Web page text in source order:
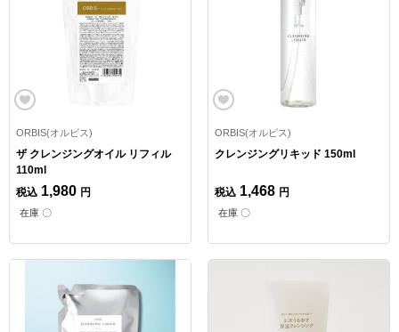
ORBIS(オルビス)
ザ クレンジングオイル リフィル
110ml
税込 1,980 円
在庫 〇
ORBIS(オルビス)
クレンジングリキッド 150ml
税込 1,468 円
在庫 〇